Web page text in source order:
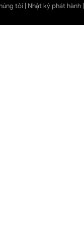
tôi | Nhật ký phát hành